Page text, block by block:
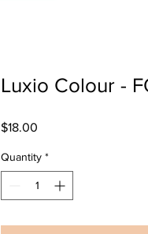
Luxio Colour -
$18.00
Quantity *